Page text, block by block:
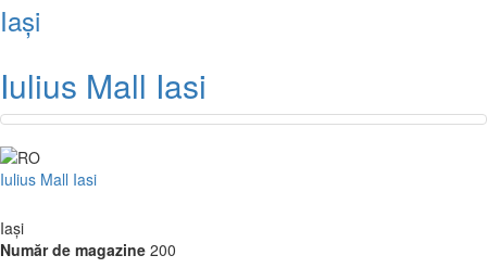
Iași
Iulius Mall Iasi
Iulius Mall Iasi
Iași
Număr de magazine 200